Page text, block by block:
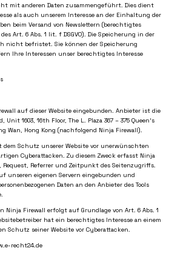
mit anderen Daten zusammengeführt. Dies dient
als auch unserem Interesse an der Einhaltung der
beim Versand von Newslettern (berechtigtes
Art. 6 Abs. 1 lit. f DSGVO). Die Speicherung in der
nicht befristet. Sie können der Speicherung
Ihre Interessen unser berechtigtes Interesse
auf dieser Website eingebunden. Anbieter ist die
Unit 1603, 16th Floor, The L. Plaza 367 – 375 Queen‘s
Wan, Hong Kong (nachfolgend Ninja Firewall).
dem Schutz unserer Website vor unerwünschten
Cyberattacken. Zu diesem Zweck erfasst Ninja
Request, Referrer und Zeitpunkt des Seitenzugriffs.
unseren eigenen Servern eingebunden und
Daten an den Anbieter des Tools
Ninja Firewall erfolgt auf Grundlage von Art. 6 Abs. 1
hat ein berechtigtes Interesse an einem
Schutz seiner Website vor Cyberattacken.
recht24.de